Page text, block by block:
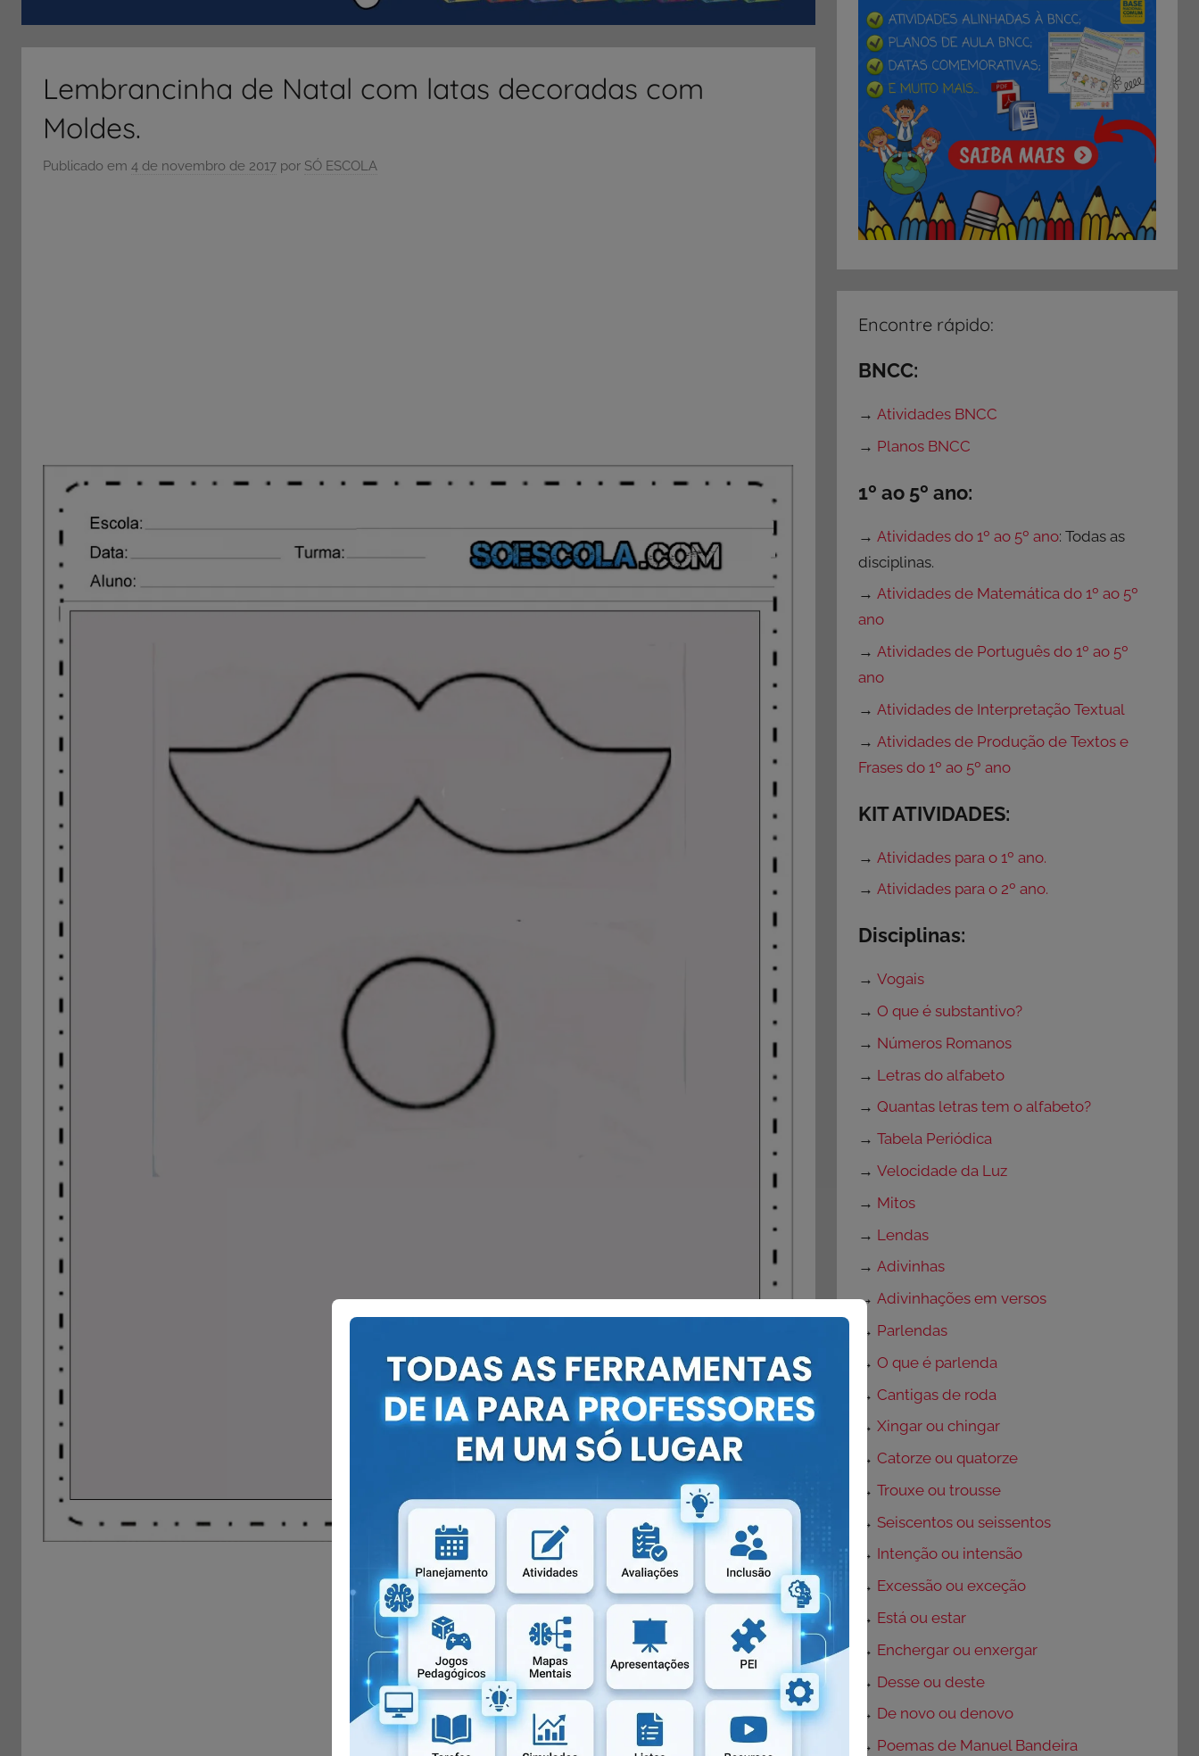
ENEM
e
cursos
grátis,
matérias
para
Lembrancinha de Natal com latas decoradas com
Moldes.
Publicado em 4 de novembro de 2017 por SÓ ESCOLA
Encontre rápido:
BNCC:
→Atividades BNCC
→ Planos BNCC
1º ao 5º ano:
→Atividades do 1º ao 5º ano: Todas as
disciplinas.
→Atividades de Matemática do 1º ao 5º
ano
→Atividades de Português do 1º ao 5º
ano
→Atividades de Interpretação Textual
→Atividades de Produção de Textos e
Frases do 1º ao 5º ano
KIT ATIVIDADES:
→Atividades para o 1º ano.
→Atividades para o 2º ano.
Disciplinas:
→Vogais
→O que é substantivo?
→ Números Romanos
→ Letras do alfabeto
→Quantas letras tem o alfabeto?
→Tabela Periódica
→Velocidade da Luz
→ Mitos
→ Lendas
→Adivinhas
→Adivinhações em versos
→ Parlendas
→O que é parlenda
→Cantigas de roda
→Xingar ou chingar
→Catorze ou quatorze
→Trouxe ou trousse
→ Seiscentos ou seissentos
→ Intenção ou intensão
→ Excessão ou exceção
→ Está ou estar
→ Enchergar ou enxergar
→ Desse ou deste
→ De novo ou denovo
→ Poemas de Manuel Bandeira